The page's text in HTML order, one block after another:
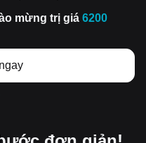
mừng trị giá 6200